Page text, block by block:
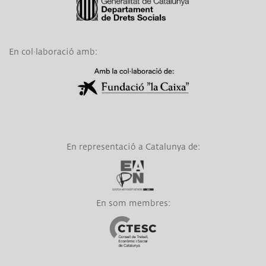
En col·laboració amb:
En representació a Catalunya de:
Link a EAPN
En som membres:
Link a CTESC